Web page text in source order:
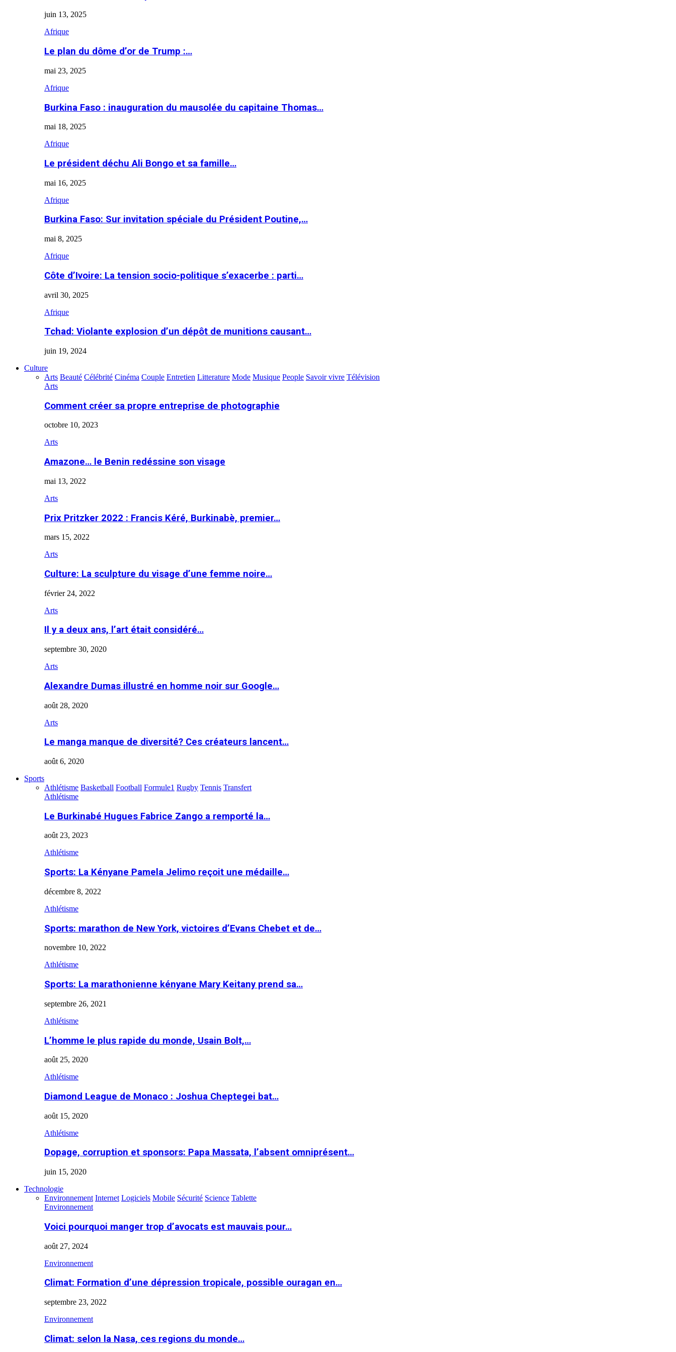
juin 13, 2025
Afrique
Le plan du dôme d’or de Trump :…
mai 23, 2025
Afrique
Burkina Faso : inauguration du mausolée du capitaine Thomas…
mai 18, 2025
Afrique
Le président déchu Ali Bongo et sa famille…
mai 16, 2025
Afrique
Burkina Faso: Sur invitation spéciale du Président Poutine,…
mai 8, 2025
Afrique
Côte d’Ivoire: La tension socio-politique s’exacerbe : parti…
avril 30, 2025
Afrique
Tchad: Violante explosion d’un dépôt de munitions causant…
juin 19, 2024
Culture
Arts Beauté Célébrité Cinéma Couple Entretien Litterature Mode Musique People Savoir vivre Télévision
Arts
Comment créer sa propre entreprise de photographie
octobre 10, 2023
Arts
Amazone… le Benin redéssine son visage
mai 13, 2022
Arts
Prix Pritzker 2022 : Francis Kéré, Burkinabè, premier…
mars 15, 2022
Arts
Culture: La sculpture du visage d’une femme noire…
février 24, 2022
Arts
Il y a deux ans, l’art était considéré…
septembre 30, 2020
Arts
Alexandre Dumas illustré en homme noir sur Google…
août 28, 2020
Arts
Le manga manque de diversité? Ces créateurs lancent…
août 6, 2020
Sports
Athlétisme Basketball Football Formule1 Rugby Tennis Transfert
Athlétisme
Le Burkinabé Hugues Fabrice Zango a remporté la…
août 23, 2023
Athlétisme
Sports: La Kényane Pamela Jelimo reçoit une médaille…
décembre 8, 2022
Athlétisme
Sports: marathon de New York, victoires d’Evans Chebet et de…
novembre 10, 2022
Athlétisme
Sports: La marathonienne kényane Mary Keitany prend sa…
septembre 26, 2021
Athlétisme
L’homme le plus rapide du monde, Usain Bolt,…
août 25, 2020
Athlétisme
Diamond League de Monaco : Joshua Cheptegei bat…
août 15, 2020
Athlétisme
Dopage, corruption et sponsors: Papa Massata, l’absent omniprésent…
juin 15, 2020
Technologie
Environnement Internet Logiciels Mobile Sécurité Science Tablette
Environnement
Voici pourquoi manger trop d’avocats est mauvais pour…
août 27, 2024
Environnement
Climat: Formation d’une dépression tropicale, possible ouragan en…
septembre 23, 2022
Environnement
Climat: selon la Nasa, ces regions du monde…